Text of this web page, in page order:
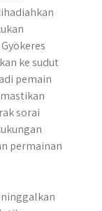
ke sudut
pemain
sorai
permainan